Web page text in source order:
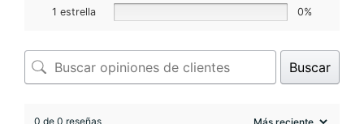
1 estrella
0%
Buscar
0 de 0 reseñas